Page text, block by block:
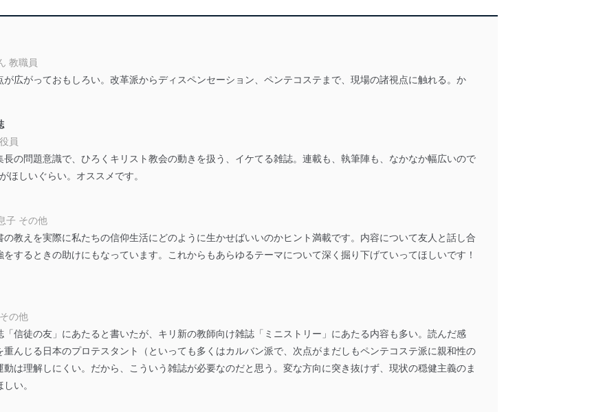
教職員
広がっておもしろい。改革派からディスペンセーション、ペンテコステまで、現場の諸視点に触れる。か
員
の問題意識で、ひろくキリスト教会の動きを扱う、イケてる雑誌。連載も、執筆陣も、なかなか幅広いので
ほしいぐらい。オススメです。
子 その他
教えを実際に私たちの信仰生活にどのように生かせばいいのかヒント満載です。内容について友人と話し合
するときの助けにもなっています。これからもあらゆるテーマについて深く掘り下げていってほしいです！
の他
信徒の友」にあたると書いたが、キリ新の教師向け雑誌「ミニストリー」にあたる内容も多い。読んだ感
んじる日本のプロテスタント（といっても多くはカルバン派で、次点がまだしもペンテコステ派に親和性の
は理解しにくい。だから、こういう雑誌が必要なのだと思う。変な方向に突き抜けず、現状の穏健主義のま
い。